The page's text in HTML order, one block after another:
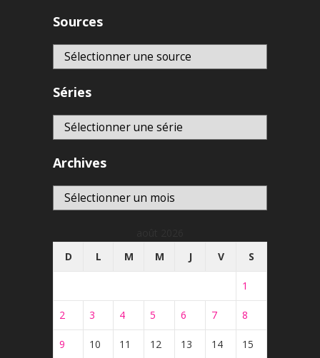
Sources
Séries
Archives
Archives
D
L M M J V S
1
2 3 4 5 6 7 8
9 10 11 12 13 14 15